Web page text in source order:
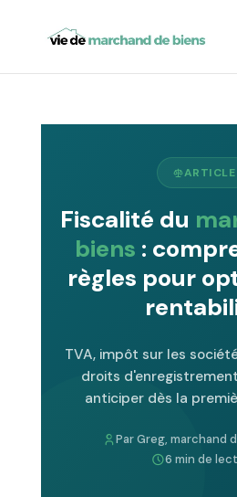
ARTICLE
Fiscalité du
biens :
règles pour
TVA, impôt sur les
droits
anticiper dès la
Par Greg, marchand
6 min de